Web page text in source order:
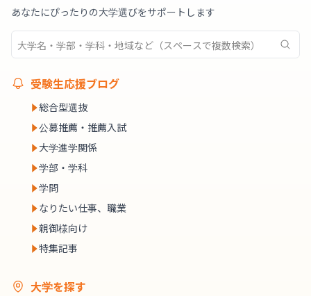
あなたにぴったりの大学選びをサポートします
受験生応援ブログ
総合型選抜
公募推薦・推薦入試
大学進学関係
学部・学科
学問
なりたい仕事、職業
親御様向け
特集記事
大学を探す